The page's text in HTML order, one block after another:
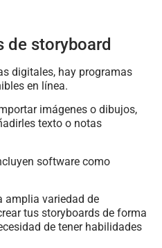
de storyboard
digitales, hay programas
en línea.
imágenes o dibujos,
texto o notas
software como
amplia variedad de
tus storyboards de forma
de tener habilidades